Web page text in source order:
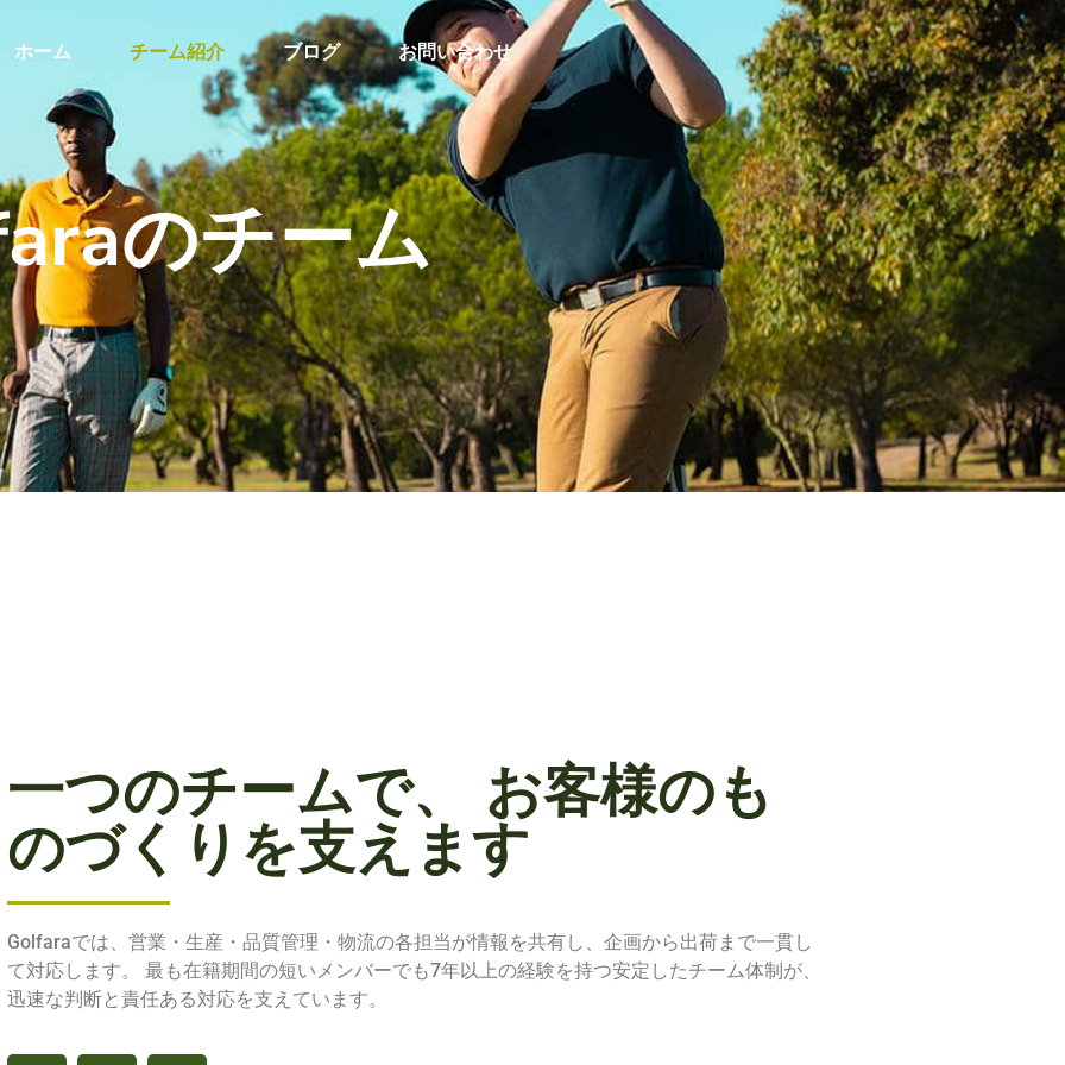
ホーム チーム紹介 ブログ お問い合わせ
のチーム
一つのチームで、 お客様のも
のづくりを支えます
Golfaraでは、営業・生産・品質管理・物流の各担当が情報を共有し、企画から出荷まで一貫し
て対応します。 最も在籍期間の短いメンバーでも7年以上の経験を持つ安定したチーム体制が、
迅速な判断と責任ある対応を支えています。